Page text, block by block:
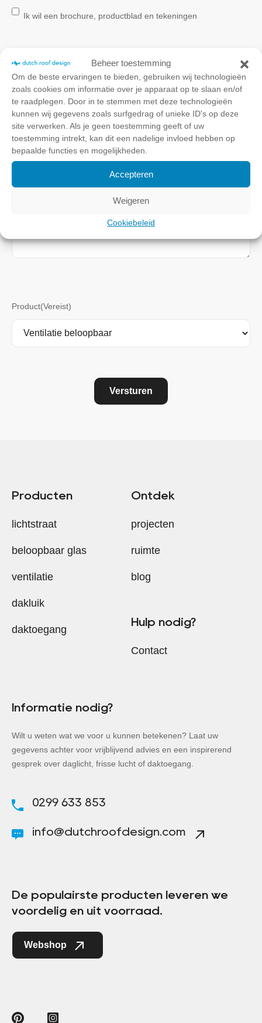
Beheer toestemming
Om de beste ervaringen te bieden, gebruiken wij technologieën
zoals cookies om informatie over je apparaat op te slaan en/of
te raadplegen. Door in te stemmen met deze technologieën
kunnen wij gegevens zoals surfgedrag of unieke ID's op deze
site verwerken. Als je geen toestemming geeft of uw
toestemming intrekt, kan dit een nadelige invloed hebben op
bepaalde functies en mogelijkheden.
Accepteren
Weigeren
Cookiebeleid
Ik wil een brochure, productblad en tekeningen
Opmerking
Product(Vereist)
Versturen
Producten
lichtstraat
beloopbaar glas
ventilatie
dakluik
daktoegang
Ontdek
projecten
ruimte
blog
Hulp nodig?
Contact
Informatie nodig?
Wilt u weten wat we voor u kunnen betekenen? Laat uw
gegevens achter voor vrijblijvend advies en een inspirerend
gesprek over daglicht, frisse lucht of daktoegang.
0299 633 853
info@dutchroofdesign.com
De populairste producten leveren we
voordelig en uit voorraad.
Webshop